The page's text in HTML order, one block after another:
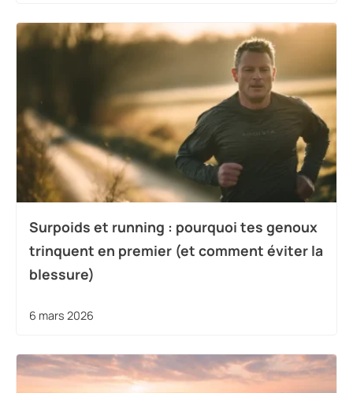
Surpoids et running : pourquoi tes genoux
trinquent en premier (et comment éviter la
blessure)
6 mars 2026